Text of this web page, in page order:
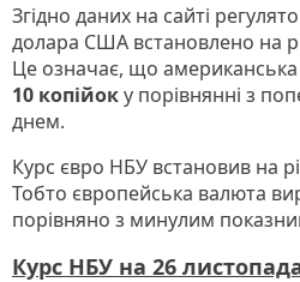
Згідно даних на сайті
долара США встановлено на
Це означає, що
10 копійоку порівнянні з
днем.
Курс євро НБУ встановив на
Тобто європейська валюта
порівняно з минулим
Курс НБУ на 26